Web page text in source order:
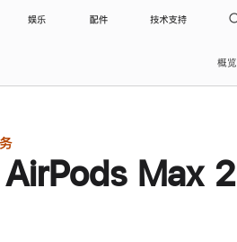
娱乐 配件 技术支持
概览
AirPods Max 2